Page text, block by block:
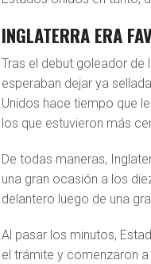
INGLATERRA ERA
Tras el debut goleador
esperaban dejar ya
Unidos hace tiempo que
los que estuvieron más
De todas maneras,
una gran ocasión a los
delantero luego de una
Al pasar los minutos,
el trámite y comenzaron